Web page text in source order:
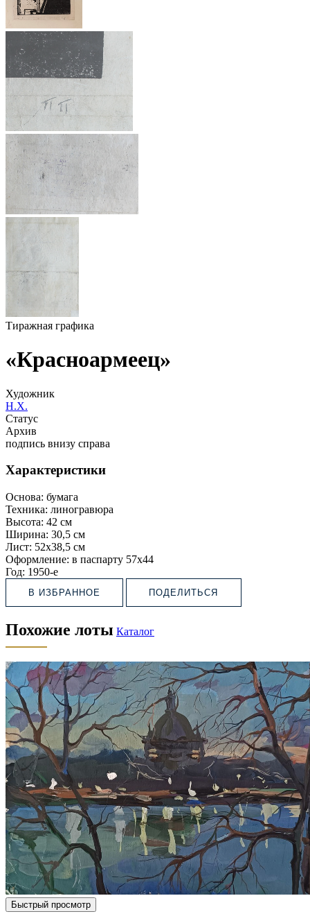
Тиражная графика
«Красноармеец»
Художник
Н.Х.
Статус
Архив
подпись внизу справа
Характеристики
Основа: бумага
Техника: линогравюра
Высота: 42 см
Ширина: 30,5 см
Лист: 52х38,5 см
Оформление: в паспарту 57х44
Год: 1950-е
В ИЗБРАННОЕ ПОДЕЛИТЬСЯ
Похожие лоты Каталог
Быстрый просмотр